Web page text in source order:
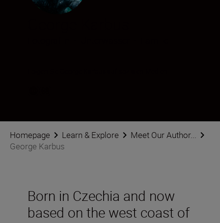
Homepage Learn & Explore
Meet Our Author...
George Karbus
Born in Czechia and now
based on the west coast of